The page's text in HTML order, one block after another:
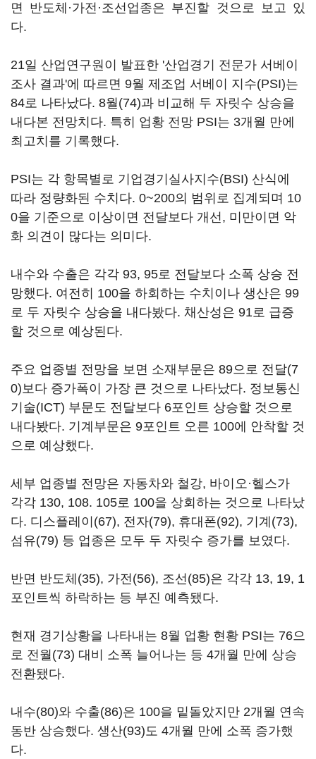
면 반도체·가전·조선업종은 부진할 것으로 보고 있
다.
21일 산업연구원이 발표한 '산업경기 전문가 서베이
조사 결과'에 따르면 9월 제조업 서베이 지수(PSI)는
84로 나타났다. 8월(74)과 비교해 두 자릿수 상승을
내다본 전망치다. 특히 업황 전망 PSI는 3개월 만에
최고치를 기록했다.
PSI는 각 항목별로 기업경기실사지수(BSI) 산식에
따라 정량화된 수치다. 0~200의 범위로 집계되며 10
0을 기준으로 이상이면 전달보다 개선, 미만이면 악
화 의견이 많다는 의미다.
내수와 수출은 각각 93, 95로 전달보다 소폭 상승 전
망했다. 여전히 100을 하회하는 수치이나 생산은 99
로 두 자릿수 상승을 내다봤다. 채산성은 91로 급증
할 것으로 예상된다.
주요 업종별 전망을 보면 소재부문은 89으로 전달(7
0)보다 증가폭이 가장 큰 것으로 나타났다. 정보통신
기술(ICT) 부문도 전달보다 6포인트 상승할 것으로
내다봤다. 기계부문은 9포인트 오른 100에 안착할 것
으로 예상했다.
세부 업종별 전망은 자동차와 철강, 바이오·헬스가
각각 130, 108. 105로 100을 상회하는 것으로 나타났
다. 디스플레이(67), 전자(79), 휴대폰(92), 기계(73),
섬유(79) 등 업종은 모두 두 자릿수 증가를 보였다.
반면 반도체(35), 가전(56), 조선(85)은 각각 13, 19, 1
포인트씩 하락하는 등 부진 예측됐다.
현재 경기상황을 나타내는 8월 업황 현황 PSI는 76으
로 전월(73) 대비 소폭 늘어나는 등 4개월 만에 상승
전환됐다.
내수(80)와 수출(86)은 100을 밑돌았지만 2개월 연속
동반 상승했다. 생산(93)도 4개월 만에 소폭 증가했
다.